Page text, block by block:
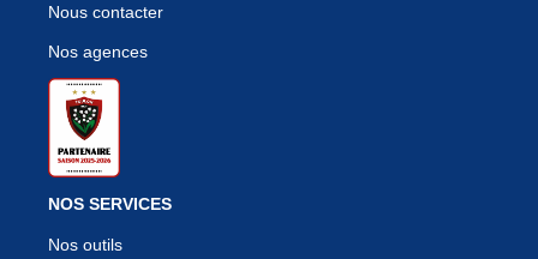
Nous contacter
Nos agences
NOS SERVICES
Nos outils